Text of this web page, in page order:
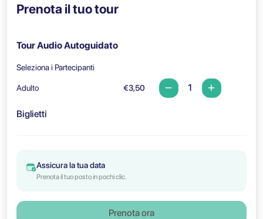
Prenota il tuo tour
Tour Audio Autoguidato
Seleziona i Partecipanti
Adulto €3,50
Biglietti
Assicura la tua data
Prenota il tuo posto in pochi clic.
Prenota ora